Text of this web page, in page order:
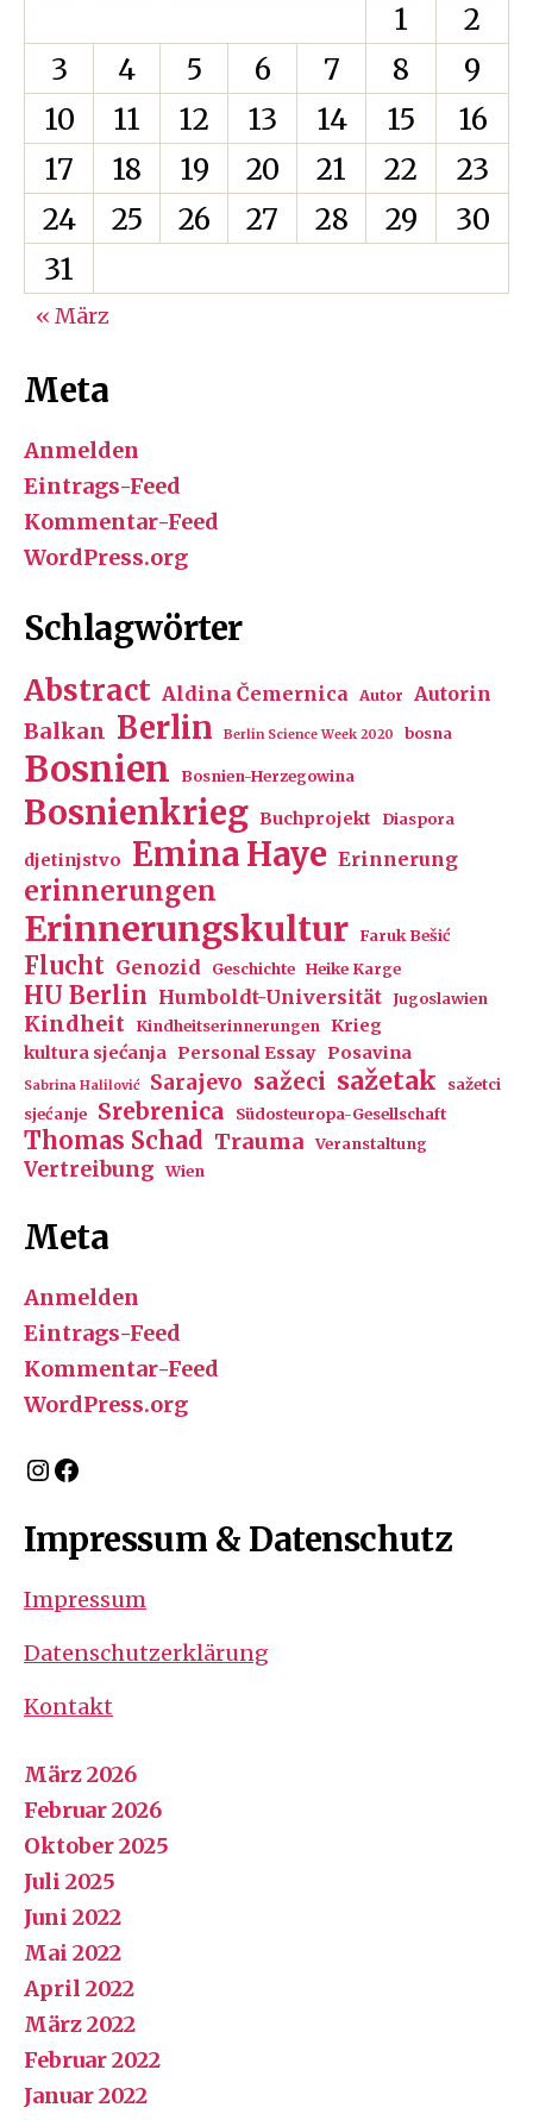
1
2
3
4 5 6 7 8
9
10
11 12 13 14 15
16
17
18 19 20 21 22
23
24
25 26 27 28 29
30
31
« März
Meta
Anmelden
Eintrags-Feed
Kommentar-Feed
WordPress.org
Schlagwörter
Abstract Aldina Čemernica Autor Autorin
Balkan Berlin Berlin Science Week 2020 bosna
Bosnien Bosnien-Herzegowina
Bosnienkrieg Buchprojekt Diaspora
djetinjstvo Emina Haye Erinnerung
erinnerungen
Erinnerungskultur Faruk Bešić
Flucht Genozid Geschichte Heike Karge
HU Berlin Humboldt-Universität Jugoslawien
Kindheit Kindheitserinnerungen
Krieg
kultura sjećanja Personal Essay Posavina
Sabrina Halilović Sarajevo sažeci sažetak
sažetci
sjećanje
Srebrenica Südosteuropa-Gesellschaft
Thomas Schad Trauma Veranstaltung
Vertreibung Wien
Meta
Anmelden
Eintrags-Feed
Kommentar-Feed
WordPress.org
Instagram
Facebook
Impressum & Datenschutz
Impressum
Datenschutzerklärung
Kontakt
März 2026
Februar 2026
Oktober 2025
Juli 2025
Juni 2022
Mai 2022
April 2022
März 2022
Februar 2022
Januar 2022